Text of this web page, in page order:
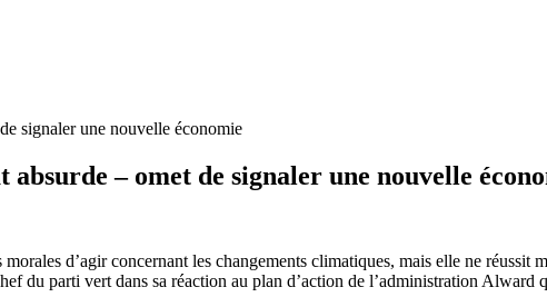
signaler une nouvelle économie
– omet de signaler une nouvelle
d’agir concernant les changements climatiques, mais elle ne réussit
du parti vert dans sa réaction au plan d’action de l’administration Alward